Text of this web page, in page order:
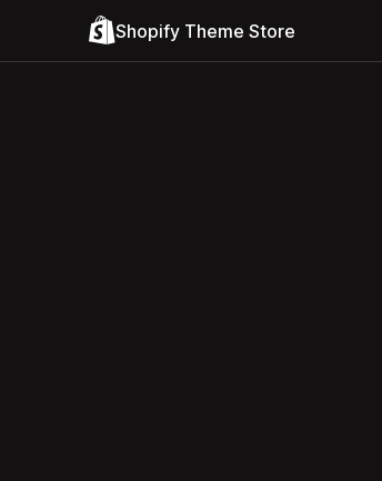
Shopify Theme Store